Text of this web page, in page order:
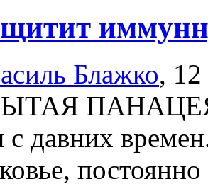
Блажко,
ПАНАЦЕЯ
с давних